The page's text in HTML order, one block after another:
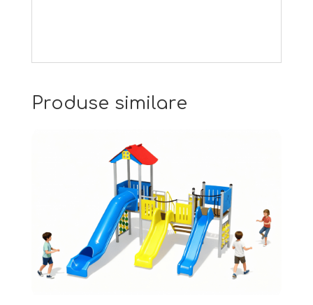
Produse similare